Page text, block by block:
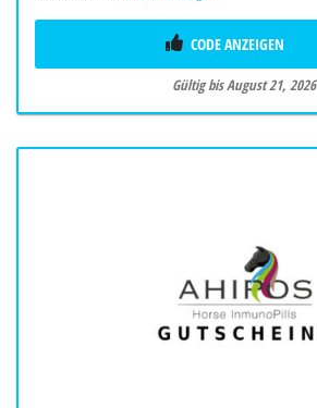
CODE ANZEIGEN
Gültig bis August 21, 2026